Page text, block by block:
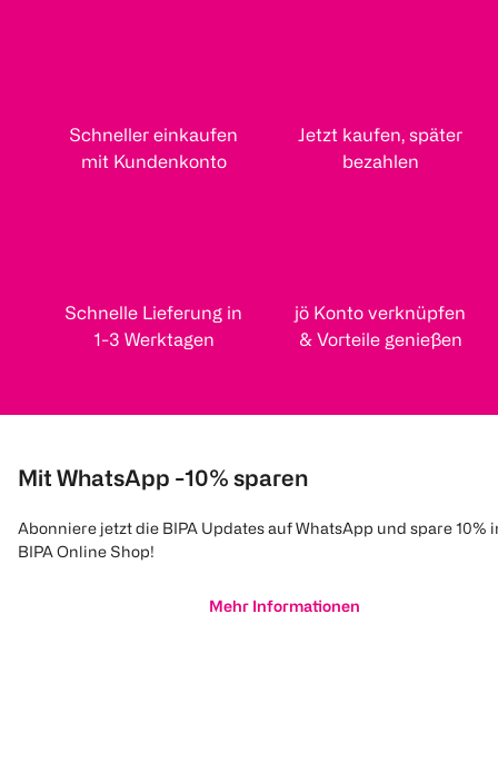
Schneller einkaufen
mit Kundenkonto
Jetzt kaufen, später
bezahlen
Schnelle Lieferung in
1-3 Werktagen
jö Konto verknüpfen
& Vorteile genießen
Mit WhatsApp -10% sparen
Abonniere jetzt die BIPA Updates auf WhatsApp und spare 10%
BIPA Online Shop!
Mehr Informationen